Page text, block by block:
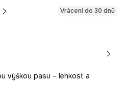
Vrácení do 30 dnů
výškou pasu – lehkost a